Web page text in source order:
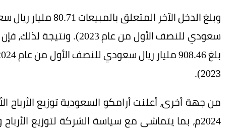
سعودي للنصف الأول من عام
2023).
من جهة أخرى، أعلنت أرامكو السعودية توزيع
2024م، بما يتماشى مع سياسة الشركة لتوزيع